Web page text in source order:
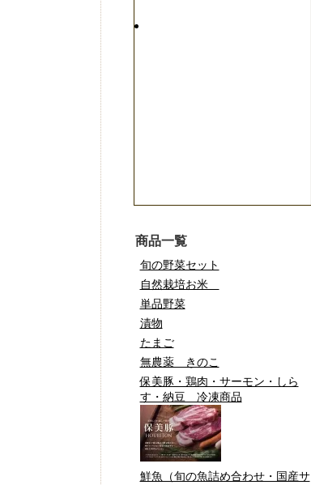
商品一覧
旬の野菜セット
自然栽培お米
単品野菜
漬物
たまご
無農薬 きのこ
保美豚・鶏肉・サーモン・しら
す・納豆 冷凍商品
鮮魚（旬の魚詰め合わせ・国産サ